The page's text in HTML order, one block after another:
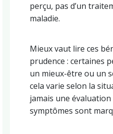
perçu, pas d’un
maladie.
Mieux vaut lire ces
prudence : certaines
un mieux-être ou un
cela varie selon la
jamais une
symptômes sont